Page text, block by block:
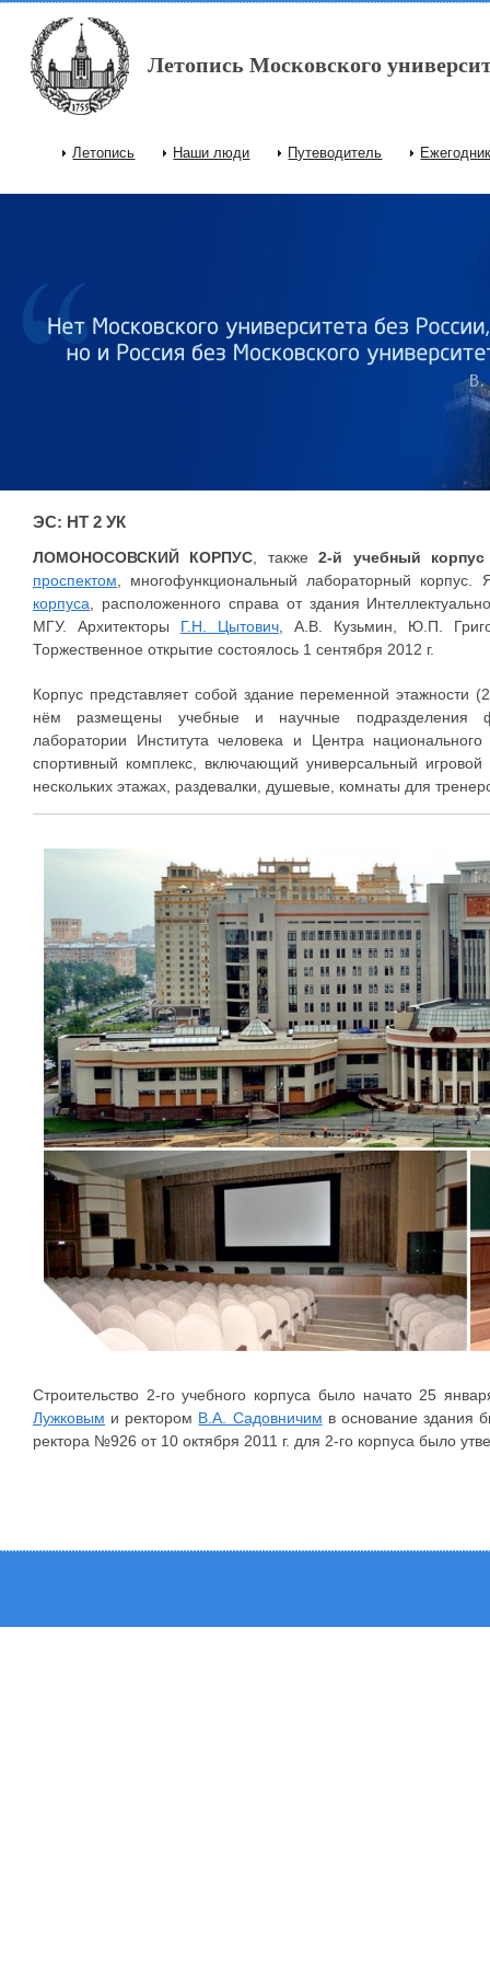
Перейти к основному содержанию
Летопись Московского
Главное меню
Летопись Наши люди Путеводитель
ЭС: НТ 2 УК
ЛОМОНОСОВСКИЙ КОРПУС , также2-й учебный корпус
проспектом , многофункциональный лабораторный корпус.
корпуса , расположенного справа от здания
МГУ. Архитекторы Г.Н. Цытович , А.В. Кузьмин, Ю.П.
Торжественное открытие состоялось 1 сентября 2012 г.
Корпус представляет собой здание переменной
нём размещены учебные и научные подразделения
лаборатории Института человека и Центра
спортивный комплекс, включающий универсальный
нескольких этажах, раздевалки, душевые, комнаты для
Строительство 2-го учебного корпуса было начато 25
Лужковым и ректором В.А. Садовничим в основание здания
ректора №926 от 10 октября 2011 г. для 2-го корпуса было